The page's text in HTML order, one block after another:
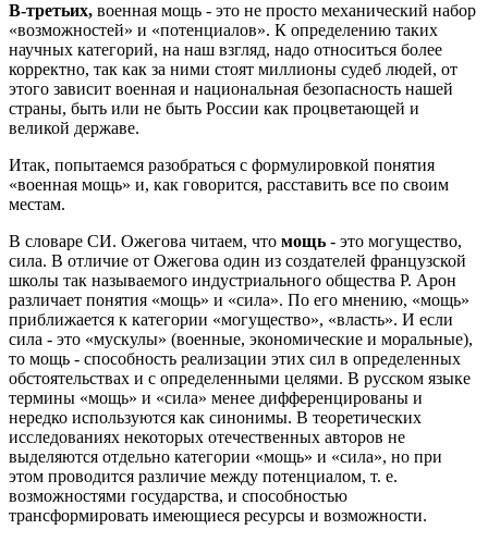
В-третьих, военная мощь - это не просто механический набор
«возможностей» и «потенциалов». К определению таких
научных категорий, на наш взгляд, надо относиться более
корректно, так как за ними стоят миллионы судеб людей, от
этого зависит военная и национальная безопасность нашей
страны, быть или не быть России как процветающей и
великой державе.
Итак, попытаемся разобраться с формулировкой понятия
«военная мощь» и, как говорится, расставить все по своим
местам.
В словаре СИ. Ожегова читаем, что мощь - это могущество,
сила. В отличие от Ожегова один из создателей французской
школы так называемого индустриального общества Р. Арон
различает понятия «мощь» и «сила». По его мнению, «мощь»
приближается к категории «могущество», «власть». И если
сила - это «мускулы» (военные, экономические и моральные),
то мощь - способность реализации этих сил в определенных
обстоятельствах и с определенными целями. В русском языке
термины «мощь» и «сила» менее дифференцированы и
нередко используются как синонимы. В теоретических
исследованиях некоторых отечественных авторов не
выделяются отдельно категории «мощь» и «сила», но при
этом проводится различие между потенциалом, т. е.
возможностями государства, и способностью
трансформировать имеющиеся ресурсы и возможности.